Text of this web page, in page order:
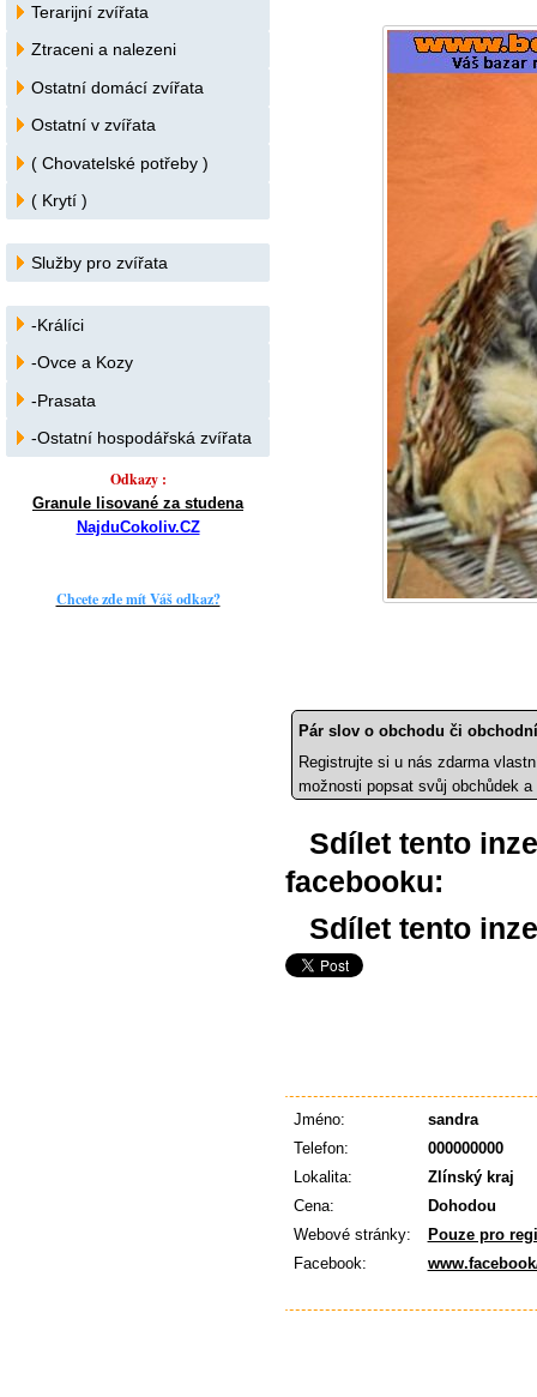
Pár slov o obchodu či
Registrujte si u nás zdarma
možnosti popsat svůj obchůdek
Sdílet tento
facebooku:
Sdílet tento
Jméno:
sandra
Telefon:
000000000
Lokalita:
Zlínský kraj
Cena:
Dohodou
Webové stránky:
Pouze pro
Facebook:
Terarijní zvířata
Ztraceni a nalezeni
Ostatní domácí zvířata
Ostatní v zvířata
( Chovatelské potřeby )
( Krytí )
Služby pro zvířata
-Králíci
-Ovce a Kozy
-Prasata
-Ostatní hospodářská zvířata
Odkazy :
Granule lisované za studena
NajduCokoliv.CZ
Chcete zde mít Váš odkaz?